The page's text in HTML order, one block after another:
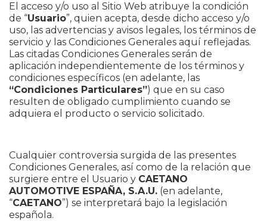
El acceso y/o uso al Sitio Web atribuye la condición
de “Usuario”, quien acepta, desde dicho acceso y/o
uso, las advertencias y avisos legales, los términos de
servicio y las Condiciones Generales aquí reflejadas.
Las citadas Condiciones Generales serán de
aplicación independientemente de los términos y
condiciones específicos (en adelante, las
“Condiciones Particulares”) que en su caso
resulten de obligado cumplimiento cuando se
adquiera el producto o servicio solicitado.
Cualquier controversia surgida de las presentes
Condiciones Generales, así como de la relación que
surgiere entre el Usuario y CAETANO
AUTOMOTIVE ESPAÑA, S.A.U. (en adelante,
“CAETANO”) se interpretará bajo la legislación
española.